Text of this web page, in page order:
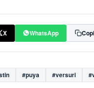
X WhatsApp
#puya #versuri